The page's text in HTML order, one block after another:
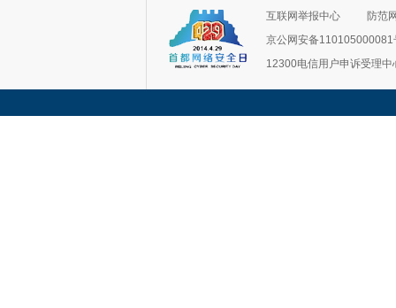
互联网举报中心
防范
京公网安备110105000081
12300电信用户申诉受理中